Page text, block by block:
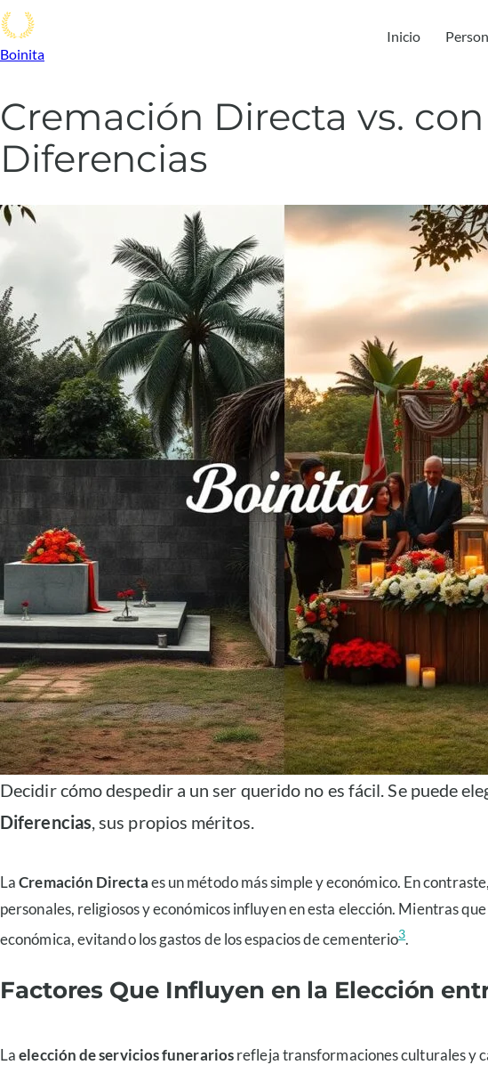
Boinita
Inicio
Cremación Directa vs.
Diferencias
Decidir cómo despedir a un ser querido no es fácil. Se puede
Diferencias, sus propios méritos.
LaCremación Directaes un método más simple y económico. En
personales, religiosos y económicos influyen en esta elección. Mientras
económica, evitando los gastos de los espacios de cementerio3.
Factores Que Influyen en la Elección
Laelección de servicios funerariosrefleja transformaciones culturales y